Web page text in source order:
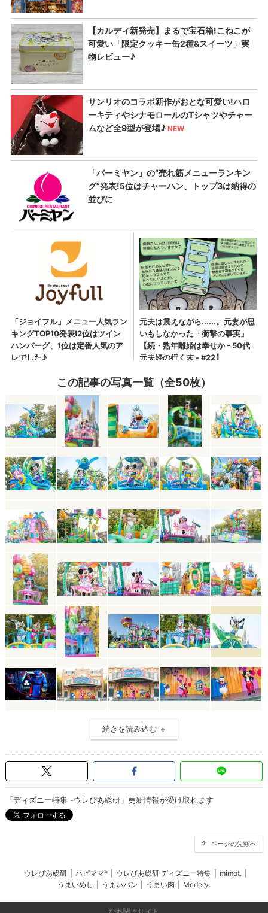
この記事の写真一覧（全50枚）
続きを読み込む
「ディズニー特集 -ウレぴあ総研」更新情報が受け取れます
ページの先頭へ
ウレぴあ総研 ハピママ* ウレぴあ総研 ディズニー特集 mimot.
うまいめし
うまいパン うまい肉 Medery.